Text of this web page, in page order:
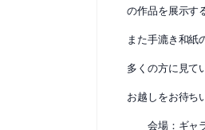
の作品を展示す
また手漉き和紙
多くの方に見て
お越しをお待ち
会場：ギャラ